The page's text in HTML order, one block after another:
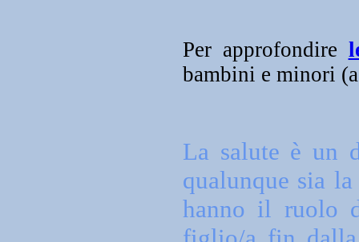
Per approfondire
bambini e minori
La salute è un
qualunque sia
hanno il ruolo